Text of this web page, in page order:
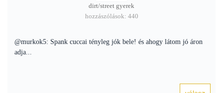
dirt/street gyerek
hozzászólások: 440
@murkok5: Spank cuccai tényleg jók bele! és ahogy látom jó áron
adja...